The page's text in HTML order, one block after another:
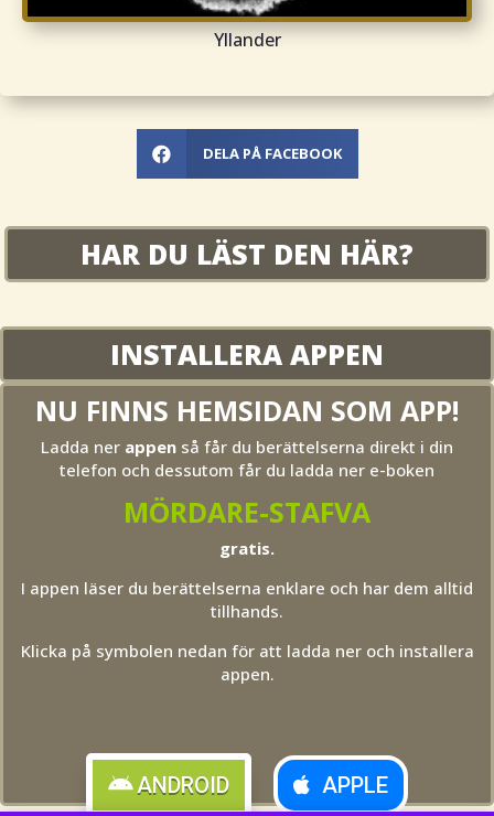
Yllander
 DELA PÅ FACEBOOK
HAR DU LÄST DEN HÄR?
INSTALLERA APPEN
NU FINNS HEMSIDAN SOM APP!
Ladda ner appen så får du berättelserna direkt i din
telefon och dessutom får du ladda ner e-boken
MÖRDARE-STAFVA
gratis.
I appen läser du berättelserna enklare och har dem alltid
tillhands.
Klicka på symbolen nedan för att ladda ner och installera
appen.
ANDROID APPLE